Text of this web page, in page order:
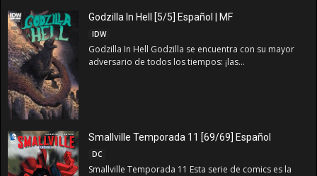
Godzilla In Hell [5/5] Español | MF
IDW
Godzilla In Hell Godzilla se encuentra con su mayor
adversario de todos los tiempos: ¡las...
Smallville Temporada 11 [69/69] Español
DC
Smallville Temporada 11 Esta serie de comics es la